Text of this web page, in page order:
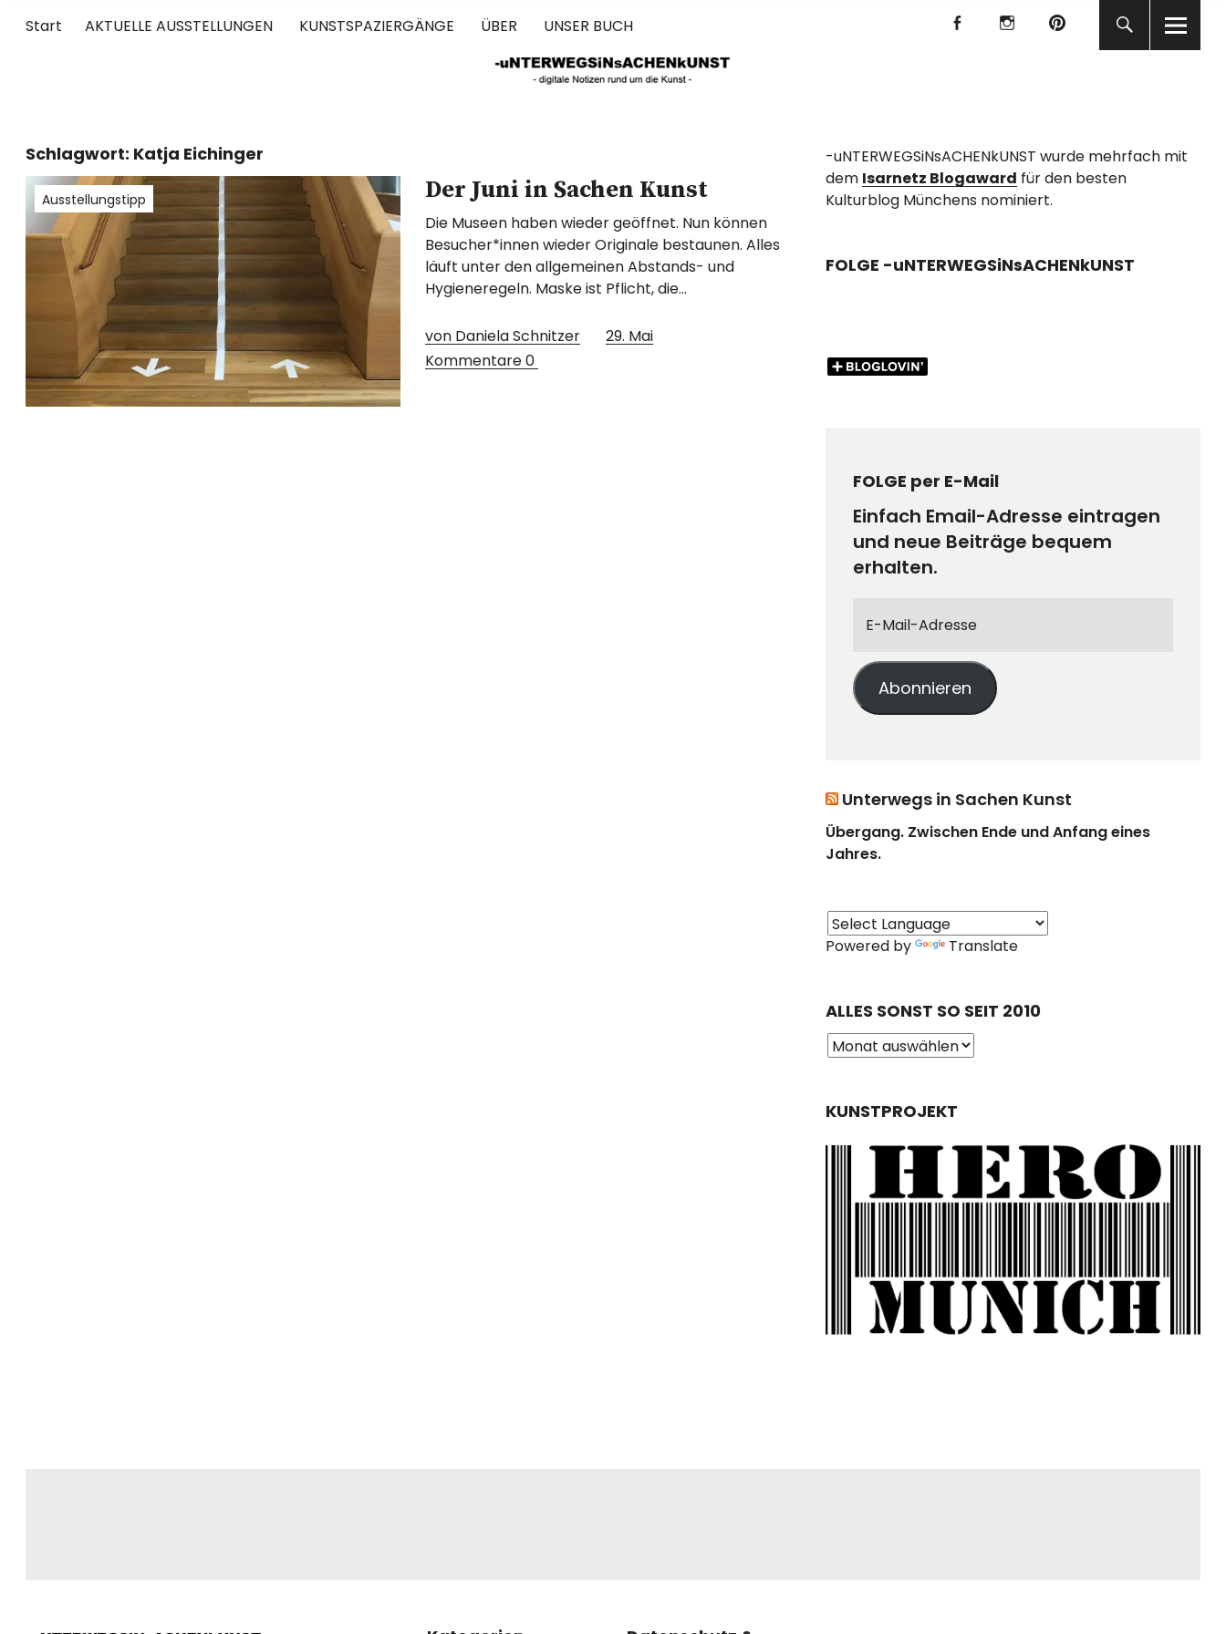
Start AKTUELLE AUSSTELLUNGEN KUNSTSPAZIERGÄNGE ÜBER UNSER BUCH
UNTERWEGS IN SACHEN KUNST
f I P
Schlagwort: Katja Eichinger
Ausstellungstipp Der Juni in Sachen Kunst
Die Museen haben wieder geöffnet. Nun können
Besucher*innen wieder Originale bestaunen. Alles
läuft unter den allgemeinen Abstands- und
Hygieneregeln. Maske ist Pflicht, die…
von Daniela Schnitzer
29. Mai
Kommentare0
-uNTERWEGSiNsACHENkUNST wurde mehrfach mit
dem Isarnetz Blogaward für den besten
Kulturblog Münchens nominiert.
FOLGE -uNTERWEGSiNsACHENkUNST
FOLGE per E-Mail
Einfach Email-Adresse eintragen
und neue Beiträge bequem
erhalten.
Abonnieren
Unterwegs in Sachen Kunst
Übergang. Zwischen Ende und Anfang eines
Jahres.
Powered by Translate
ALLES SONST SO SEIT 2010
KUNSTPROJEKT